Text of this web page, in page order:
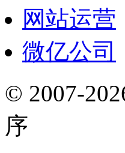
网站运营
微亿公司
© 2007-
序